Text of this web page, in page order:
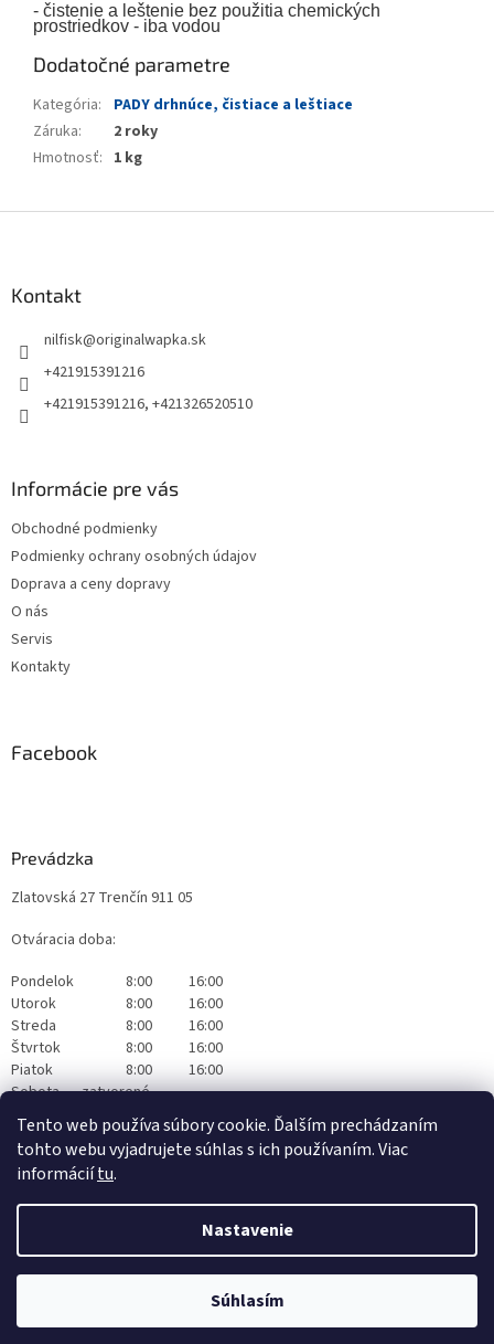
Tento web používa súbory cookie. Ďalším prechádzaním
tohto webu vyjadrujete súhlas s ich používaním. Viac
informáciítu.
Nastavenie
Súhlasím
- čistenie a leštenie bez použitia chemických
prostriedkov - iba vodou
Dodatočné parametre
Kategória:
PADY drhnúce, čistiace a leštiace
Záruka:
2 roky
Hmotnosť: 1 kg
Kontakt
nilfisk@originalwapka.sk
+421915391216
+421915391216, +421326520510
Informácie pre vás
Obchodné podmienky
Podmienky ochrany osobných údajov
Doprava a ceny dopravy
O nás
Servis
Kontakty
Facebook
Prevádzka
Zlatovská 27 Trenčín 911 05
Otváracia doba:
Pondelok
8:00
16:00
Utorok
8:00
16:00
Streda
8:00
16:00
Štvrtok
8:00
16:00
Piatok
8:00
16:00
Sobota
zatvorené
Nedeľa
zatvorené
Vytvoril Shoptet|Realizoval Appgrade
Originalwapka. Všetky práva vyhradené.